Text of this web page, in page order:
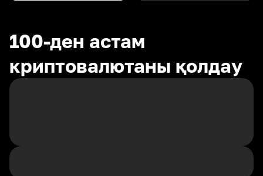
100-ден астам
криптовалютаны қолдау